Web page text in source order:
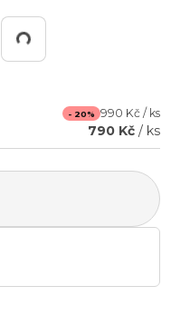
Pracuji...
- 20% 990 Kč / ks
790 Kč / ks